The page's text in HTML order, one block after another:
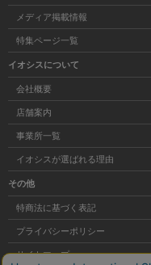
メディア掲載情報
特集ページ一覧
イオシスについて
会社概要
店舗案内
事業所一覧
イオシスが選ばれる理由
その他
特商法に基づく表記
プライバシーポリシー
サイトマップ